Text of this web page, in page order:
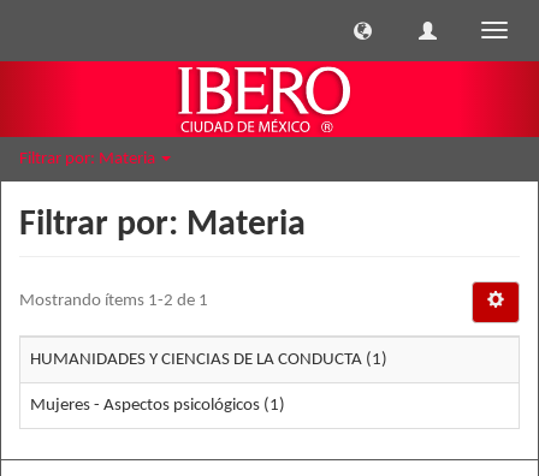
Filtrar por: Materia
Filtrar por: Materia
Mostrando ítems 1-2 de 1
HUMANIDADES Y CIENCIAS DE LA CONDUCTA (1)
Mujeres - Aspectos psicológicos (1)